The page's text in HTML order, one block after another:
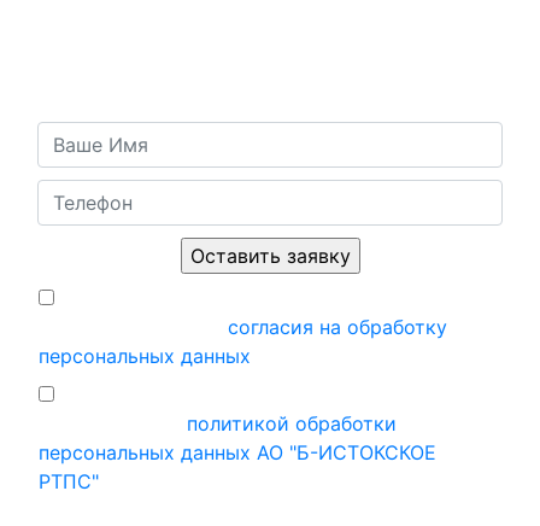
согласия на обработку
персональных данных
политикой обработки
персональных данных АО "Б-ИСТОКСКОЕ
РТПС"